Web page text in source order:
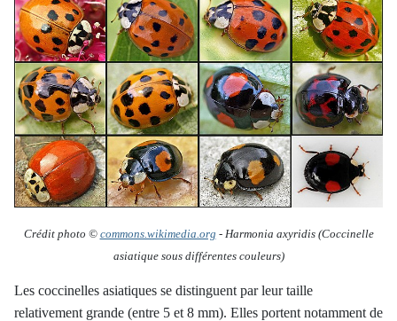
Crédit photo © commons.wikimedia.org - Harmonia axyridis(Coccinelle
asiatique sous différentes couleurs)
Les coccinelles asiatiques se distinguent par leur taille
relativement grande (entre 5 et 8 mm). Elles portent notamment de